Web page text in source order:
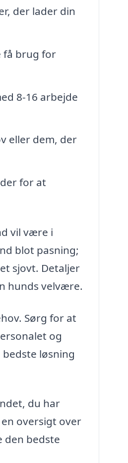
der lader din
få brug for
8-16 arbejde
eller dem, der
for at
vil være i
blot pasning;
sjovt. Detaljer
hunds velvære.
Sørg for at
og
løsning
du har
oversigt over
den bedste